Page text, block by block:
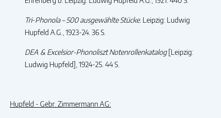
Tri-Phonola – 500 ausgewählte Stücke. Leipzig: Ludwig
Hupfeld A.G., 1923-24. 36 S.
DEA & Excelsior-Phonoliszt Notenrollenkatalog[Leipzig:
Ludwig Hupfeld], 1924-25. 44 S.
Hupfeld - Gebr. Zimmermann AG: